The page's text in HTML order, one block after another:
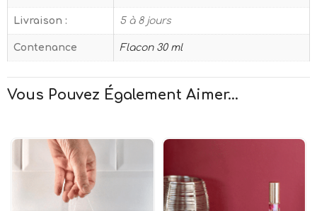
Livraison : 5 à 8 jours
Contenance Flacon 30 ml
Vous Pouvez Également Aimer...